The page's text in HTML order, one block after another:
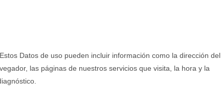
Datos de uso pueden incluir información como la dirección del
las páginas de nuestros servicios que visita, la hora y la